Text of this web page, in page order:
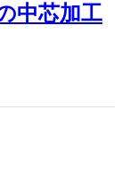
中芯加工